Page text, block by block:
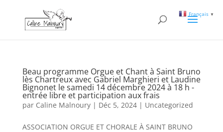
Beau programme Orgue et Chant à Saint Bruno
lès Chartreux avec Gabriel Marghieri et Laudine
Bignonet le samedi 14 décembre 2024 à 18 h -
entrée libre et participation aux frais
par Caline Malnoury| Déc 5, 2024| Uncategorized
ASSOCIATION ORGUE ET CHORALE À SAINT BRUNO
Français ▼